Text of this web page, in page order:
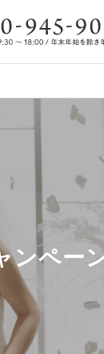
ンペー